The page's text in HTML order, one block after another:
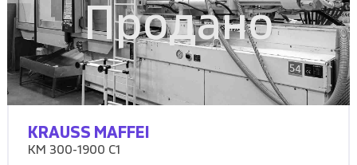
Продано
KRAUSS MAFFEI
KM 300-1900 C1